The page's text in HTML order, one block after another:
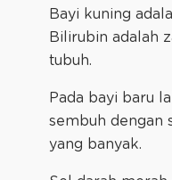
Bayi kuning
Bilirubin adalah
tubuh.
Pada bayi baru
sembuh dengan
yang banyak.